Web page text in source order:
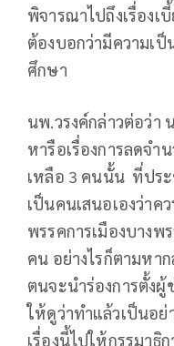
พิจารณาไปถึงเรื่องเ
ต้องบอกว่ามีความเ
ศึกษา
นพ.วรงค์กล่าวต่อว่า
หารือเรื่องการลดจำ
เหลือ 3 คนนั้น ที่ปร
เป็นคนเสนอเองว่า
พรรคการเมืองบางพ
คน อย่างไรก็ตามหา
ตนจะนำร่องการตั้ง
ให้ดูว่าทำแล้วเป็นอย่
เรื่องนี้ไปให้กรรมาธิ